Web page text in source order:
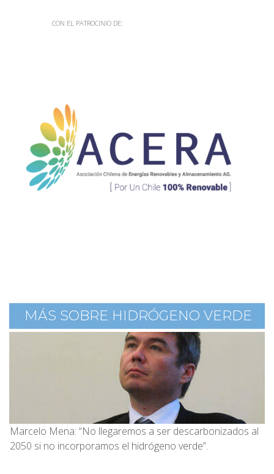
CON EL PATROCINIO DE:
MÁS SOBRE HIDRÓGENO VERDE
Marcelo Mena: “No llegaremos a ser descarbonizados al
2050 si no incorporamos el hidrógeno verde”.